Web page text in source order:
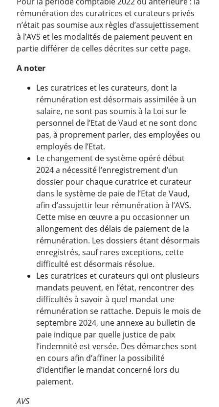
rémunération des curatrices et curateurs privés
n’était pas soumise aux règles d’assujettissement
à l’AVS et les modalités de paiement peuvent en
partie différer de celles décrites sur cette page.
A noter
Les curatrices et les curateurs, dont la
rémunération est désormais assimilée à un
salaire, ne sont pas soumis à la Loi sur le
personnel de l’Etat de Vaud et ne sont donc
pas, à proprement parler, des employées ou
employés de l’Etat.
Le changement de système opéré début
2024 a nécessité l’enregistrement d’un
dossier pour chaque curatrice et curateur
dans le système de paie de l’Etat de Vaud,
afin d’assujettir leur rémunération à l’AVS.
Cette mise en œuvre a pu occasionner un
allongement des délais de paiement de la
rémunération. Les dossiers étant désormais
enregistrés, sauf rares exceptions, cette
difficulté est désormais résolue.
Les curatrices et curateurs qui ont plusieurs
mandats peuvent, en l’état, rencontrer des
difficultés à savoir à quel mandat une
rémunération se rattache. Depuis le mois de
septembre 2024, une annexe au bulletin de
paie indique par quelle justice de paix
l’indemnité est versée. Des démarches sont
en cours afin d’affiner la possibilité
d’identifier le mandat concerné lors du
paiement.
AVS